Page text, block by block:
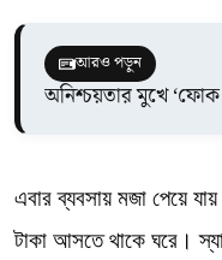
আরও পড়ুন
অনিশ্চয়তার মুখে ‘ফোক
এবার ব্যবসায় মজা পেয়ে
টাকা আসতে থাকে ঘরে।